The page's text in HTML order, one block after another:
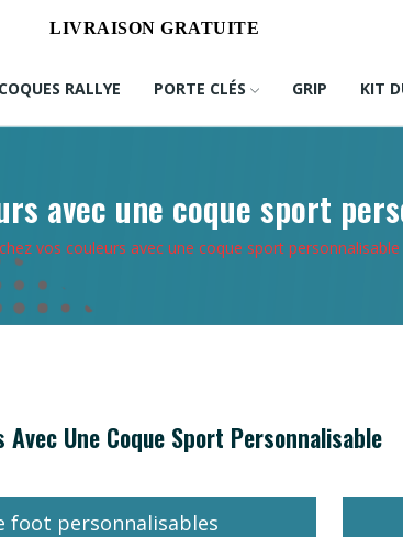
LIVRAISON GRATUITE
COQUES RALLYE PORTE CLÉS GRIP KIT
avec une coque sport
vos couleurs avec une coque sport personnalisable
Avec Une Coque Sport Personnalisable
foot personnalisables